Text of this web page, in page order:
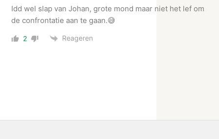
Idd wel slap van Johan, grote mond maar niet het lef om
de confrontatie aan te gaan.😅
2 Reageren